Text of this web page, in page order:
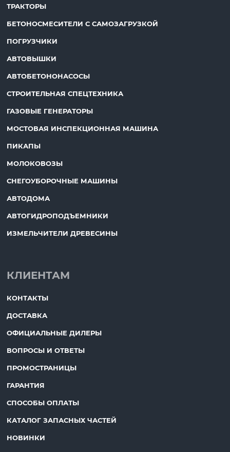
ТРАКТОРЫ
БЕТОНОСМЕСИТЕЛИ С САМОЗАГРУЗКОЙ
ПОГРУЗЧИКИ
АВТОВЫШКИ
АВТОБЕТОНОНАСОСЫ
СТРОИТЕЛЬНАЯ СПЕЦТЕХНИКА
ГАЗОВЫЕ ГЕНЕРАТОРЫ
МОСТОВАЯ ИНСПЕКЦИОННАЯ МАШИНА
ПИКАПЫ
МОЛОКОВОЗЫ
СНЕГОУБОРОЧНЫЕ МАШИНЫ
АВТОДОМА
АВТОГИДРОПОДЪЕМНИКИ
ИЗМЕЛЬЧИТЕЛИ ДРЕВЕСИНЫ
КЛИЕНТАМ
КОНТАКТЫ
ДОСТАВКА
ОФИЦИАЛЬНЫЕ ДИЛЕРЫ
ВОПРОСЫ И ОТВЕТЫ
ПРОМОСТРАНИЦЫ
ГАРАНТИЯ
СПОСОБЫ ОПЛАТЫ
КАТАЛОГ ЗАПАСНЫХ ЧАСТЕЙ
НОВИНКИ